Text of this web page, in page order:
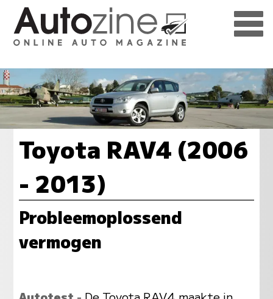
Toyota RAV4 (2006
- 2013)
Probleemoplossend
vermogen